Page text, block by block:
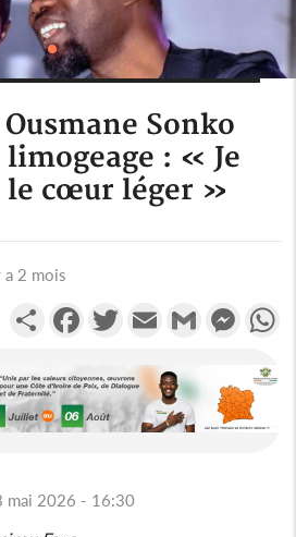
Sonko
limogeage : « Je
cœur léger »
a 2 mois
PartagerFacebookTwitterEmail Gmail
mai 2026 - 16:30